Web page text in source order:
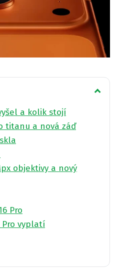
a kolik stojí
titanu a nová záď
objektivy a nový
Pro
Pro vyplatí